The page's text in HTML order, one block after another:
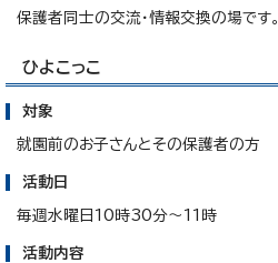
保護者同士の交流・情報交換の場です。
ひよこっこ
対象
就園前のお子さんとその保護者の方
活動日
毎週水曜日10時30分～11時
活動内容